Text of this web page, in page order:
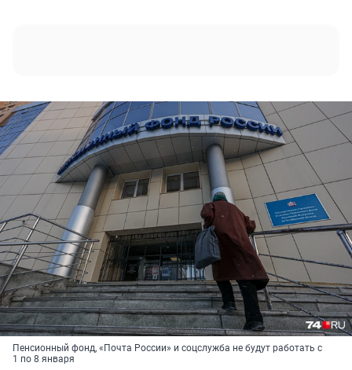
Пенсионный фонд, «Почта России» и соцслужба не будут работать с
1 по 8 января